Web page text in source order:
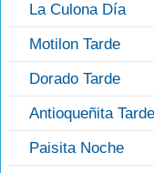
La Culona Día
Motilon Tarde
Dorado Tarde
Antioqueñita Tarde
Paisita Noche